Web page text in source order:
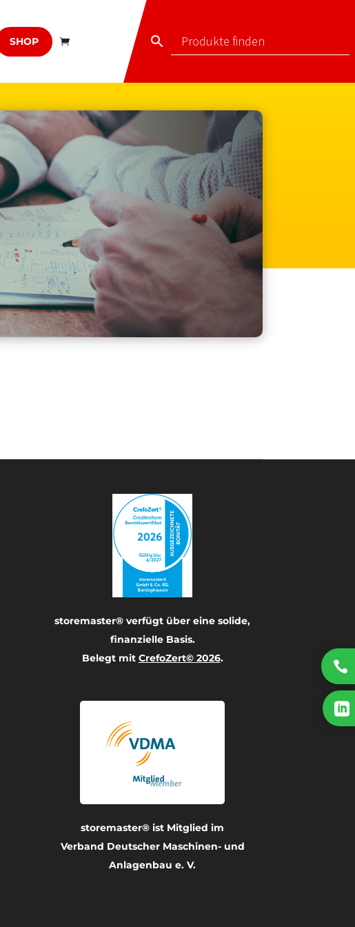
SHOP
storemaster® verfügt über eine solide,
finanzielle Basis.
Belegt mit CrefoZert© 2026.
storemaster® ist Mitglied im
Verband Deutscher Maschinen- und
Anlagenbau e. V.

